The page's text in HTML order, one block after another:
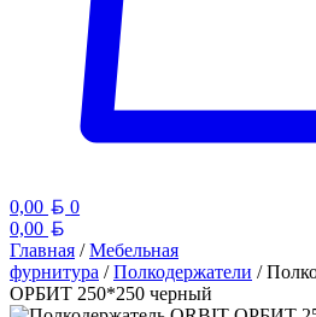
0,00 Белорусский рубль
0
0,00
Главная /Мебельная
фурнитура /Полкодержатели /
ОРБИТ 250*250 черный